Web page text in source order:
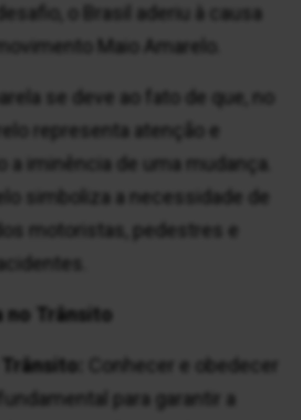
o Brasil aderiu à causa
Maio Amarelo.
se deve ao fato de que, no
representa atenção e
a iminência de uma mudança.
simboliza a necessidade de
motoristas, pedestres e
no Trânsito
Conhecer e obedecer
para garantir a